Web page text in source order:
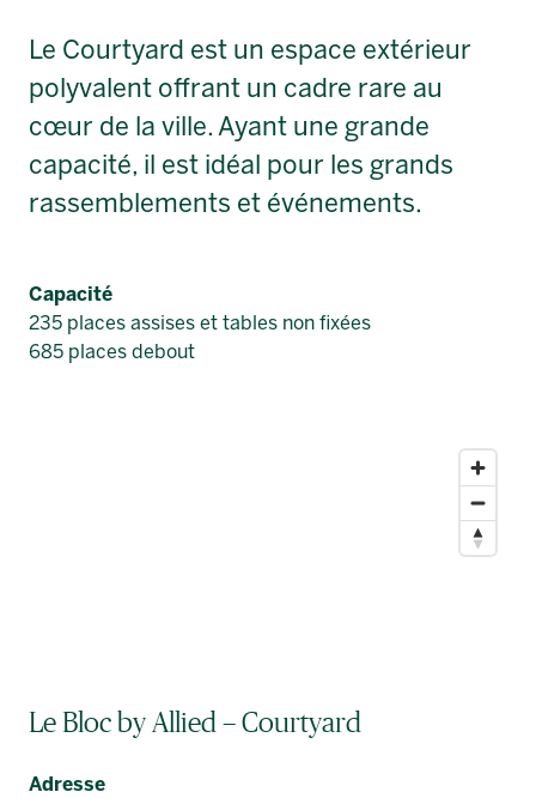
Capacité
235 places assises et tables non fixées
685 places debout
Le Courtyard est un espace extérieur
polyvalent offrant un cadre rare au
cœur de la ville. Ayant une grande
capacité, il est idéal pour les grands
rassemblements et événements.
Le Bloc by Allied – Courtyard
Adresse